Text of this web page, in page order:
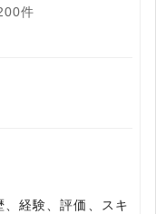
件
経験、評価、スキ